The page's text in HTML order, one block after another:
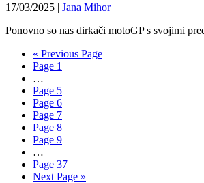
17/03/2025 | Jana Mihor
Ponovno so nas dirkači motoGP s svojimi
« Previous Page
Page 1
…
Page 5
Page 6
Page 7
Page 8
Page 9
…
Page 37
Next Page »